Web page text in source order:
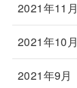
2021年11月
2021年10月
2021年9月